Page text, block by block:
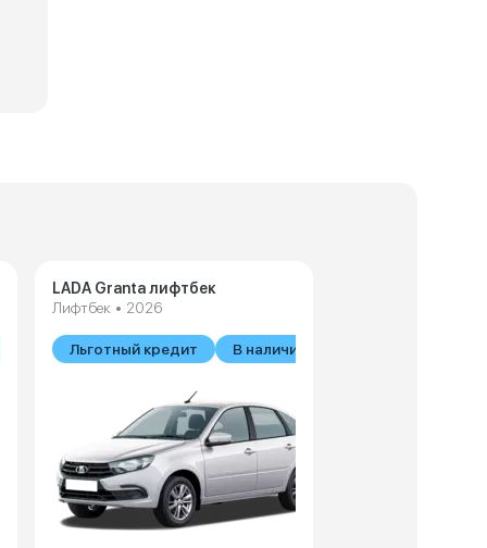
LADA Granta лифтбек
Лифтбек • 2026
Льготный кредит В наличии